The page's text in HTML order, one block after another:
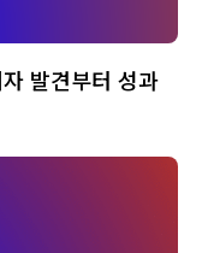
발견부터 성과